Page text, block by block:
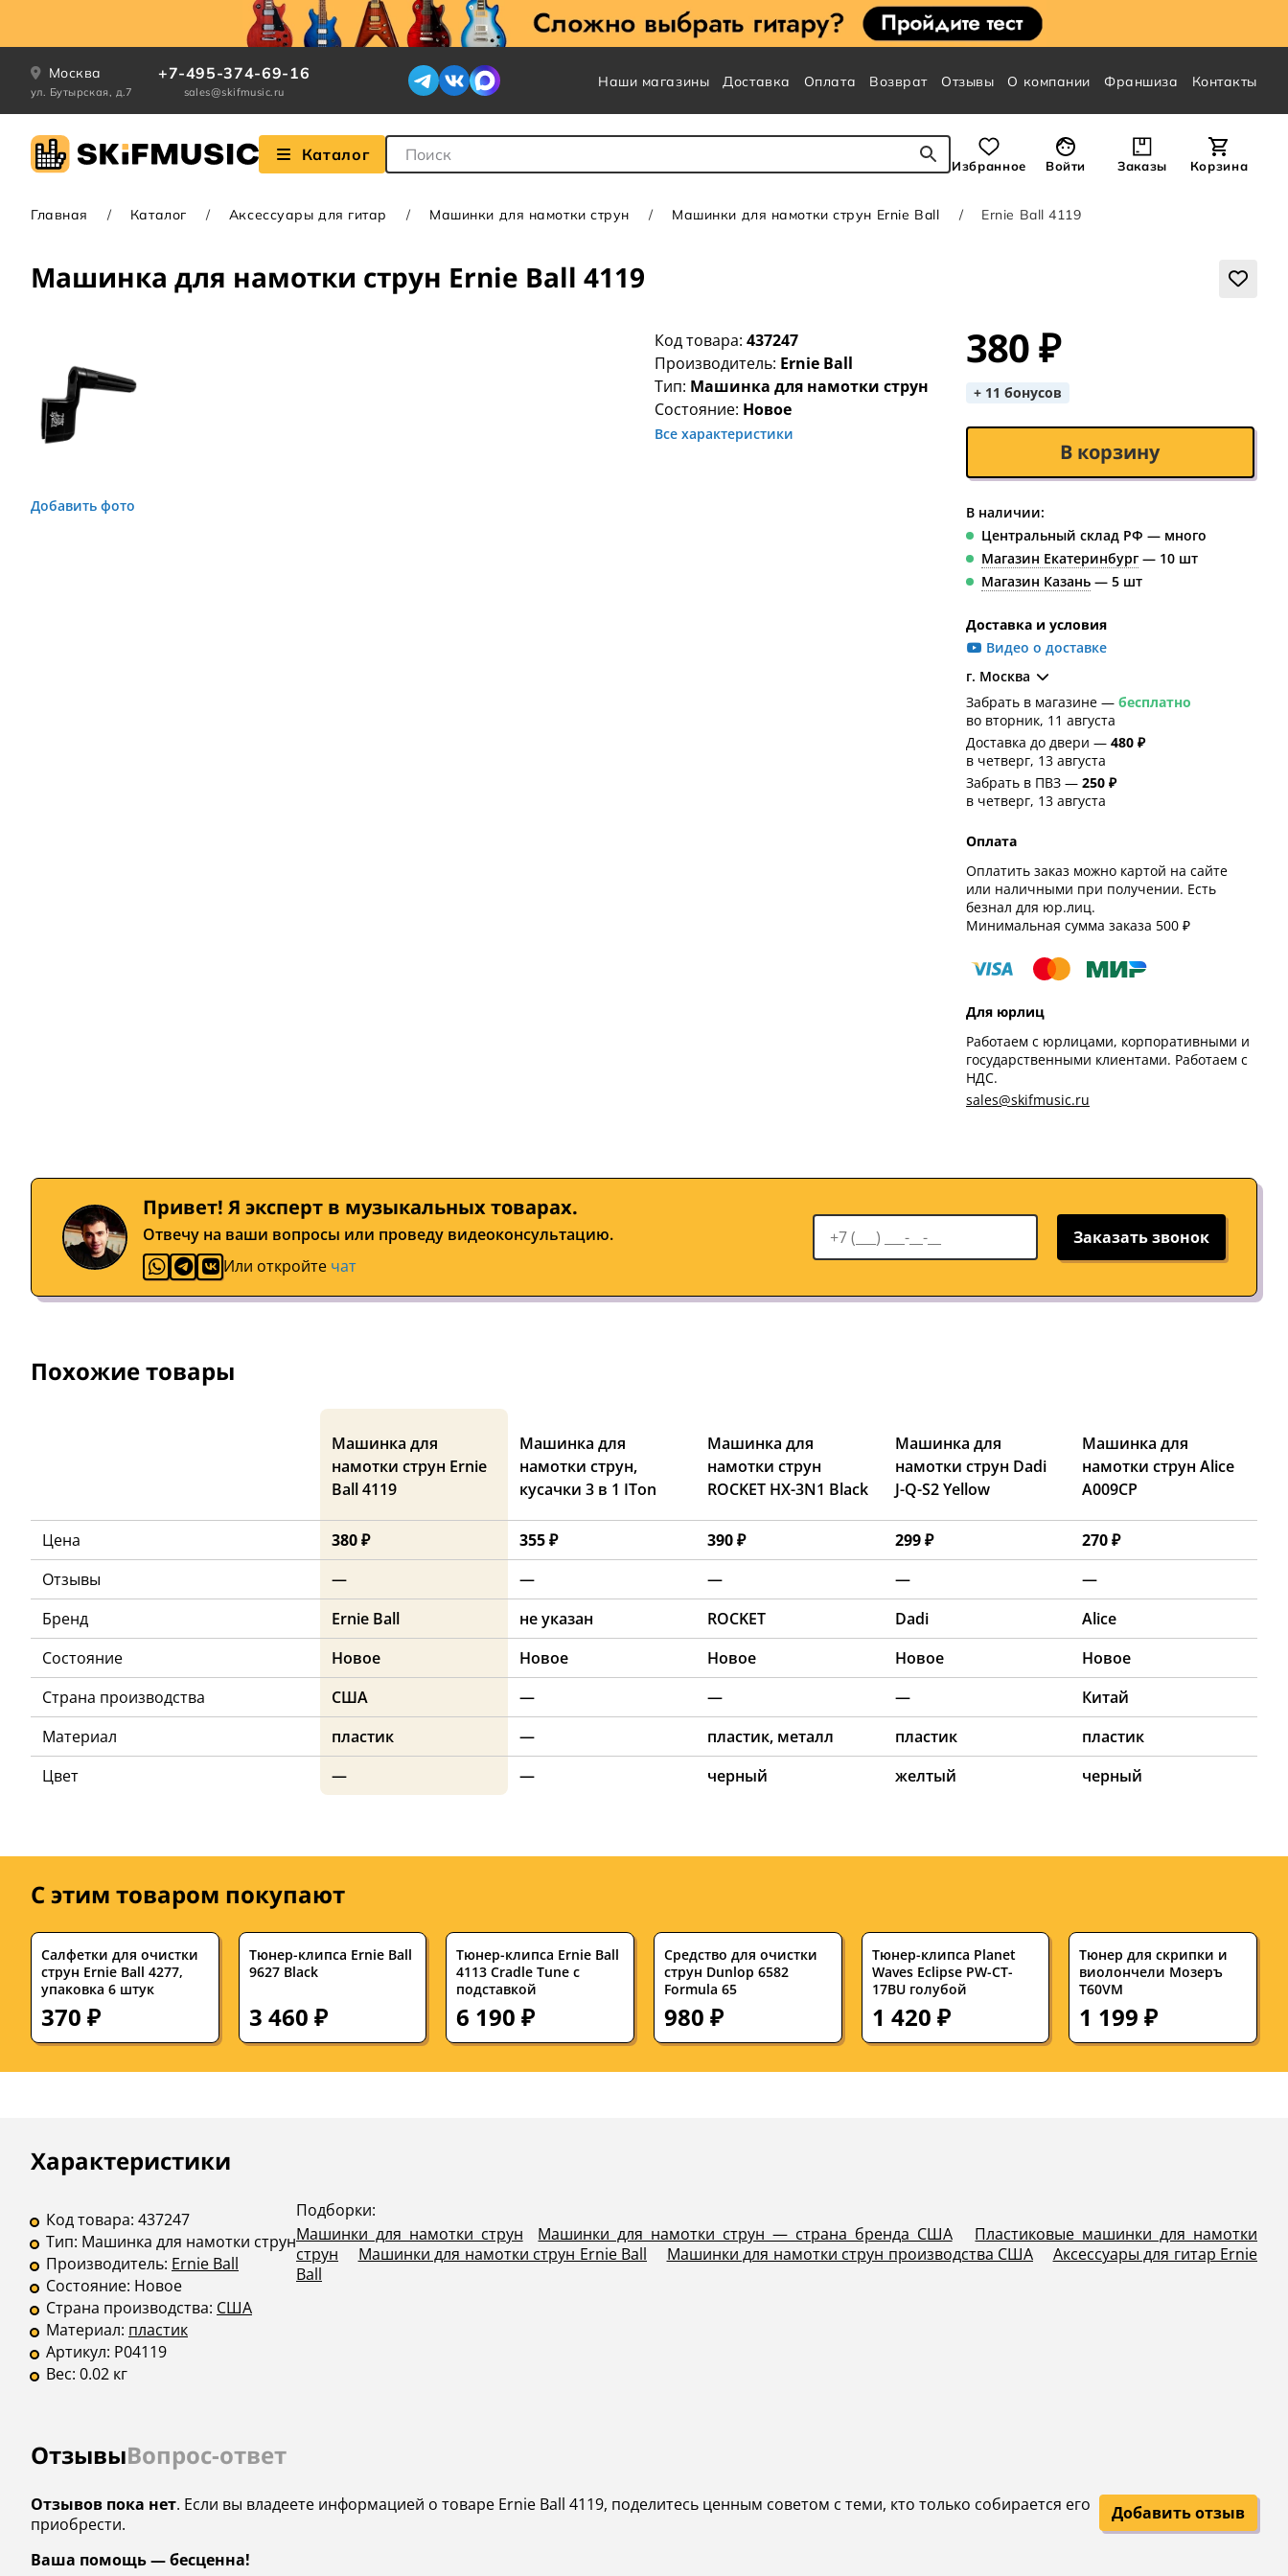
Москва
ул. Бутырская, д.7
+7-495-374-69-16
sales@skifmusic.ru
Наши магазины Доставка Оплата Возврат Отзывы О компании Франшиза Контакты
Каталог Поле для Поиска
Избранное Войти Заказы Корзина
Главная Каталог Аксессуары для гитар Машинки для намотки струн Машинки для намотки струн Ernie Ball Ernie Ball 4119
Машинка для намотки струн Ernie Ball 4119
Добавить фото
Код товара:437247
Производитель: Ernie Ball
Тип: Машинка для намотки струн
Состояние: Новое
Все характеристики
380 ₽
+ 11 бонусов
В корзину
В наличии:
Центральный склад РФ — много
Магазин Екатеринбург— 10 шт
Магазин Казань— 5 шт
Доставка и условия
Видео о доставке
г. Москва
Забрать в магазине — бесплатно
во вторник, 11 августа
Доставка до двери — 480 ₽
в четверг, 13 августа
Забрать в ПВЗ — 250 ₽
в четверг, 13 августа
Оплата
Оплатить заказ можно картой на сайте
или наличными при получении. Есть
безнал для юр.лиц.
Минимальная сумма заказа 500 ₽
Для юрлиц
Работаем с юрлицами, корпоративными и
государственными клиентами. Работаем с
НДС.
sales@skifmusic.ru
Привет! Я эксперт в музыкальных товарах.
Отвечу на ваши вопросы или проведу видеоконсультацию.
Или откройте чат
Заказать звонок
Похожие товары
Машинка для
намотки струн Ernie
Ball 4119
Машинка для
намотки струн,
кусачки 3 в 1 ITon
Машинка для
намотки струн
ROCKET HX-3N1 Black
Машинка для
намотки струн Dadi
J-Q-S2 Yellow
Машинка для
намотки струн Alice
A009CP
Цена 380 ₽ 355 ₽ 390 ₽ 299 ₽
270 ₽
Отзывы
— — — —
—
Бренд
Ernie Ball не указан ROCKET Dadi
Alice
Состояние
Новое Новое Новое Новое
Новое
Страна производства
США — — —
Китай
Материал
пластик — пластик, металл пластик
пластик
Цвет
— — черный желтый черный
С этим товаром покупают
Салфетки для очистки
струн Ernie Ball 4277,
упаковка 6 штук
370 ₽
Тюнер-клипса Ernie Ball
9627 Black
3 460 ₽
Тюнер-клипса Ernie Ball
4113 Cradle Tune с
подставкой
6 190 ₽
Средство для очистки
струн Dunlop 6582
Formula 65
980 ₽
Тюнер-клипса Planet
Waves Eclipse PW-CT-
17BU голубой
1 420 ₽
Тюнер для скрипки и
виолончели Мозеръ
T60VM
1 199 ₽
Описание
Характеристики
Инструкции
Код товара: 437247
Тип: Машинка для намотки струн
Производитель: Ernie Ball
Состояние: Новое
Страна производства: США
Материал: пластик
Артикул: P04119
Вес: 0.02 кг
Подборки:
Машинки для намотки струн
Машинки для намотки струн — страна бренда США
Пластиковые машинки для намотки
струн
Машинки для намотки струн Ernie Ball Машинки для намотки струн производства США
Аксессуары для гитар Ernie
Ball
ОтзывыВопрос-ответ
Отзывов пока нет. Если вы владеете информацией о товаре Ernie Ball 4119, поделитесь ценным советом с теми, кто только собирается его
приобрести.
Ваша помощь — бесценна!
Добавить отзыв